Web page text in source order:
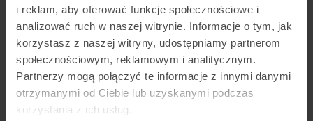
i reklam, aby oferować funkcje społecznościowe i
analizować ruch w naszej witrynie. Informacje o tym, jak
korzystasz z naszej witryny, udostępniamy partnerom
społecznościowym, reklamowym i analitycznym.
Partnerzy mogą połączyć te informacje z innymi danymi
otrzymanymi od Ciebie lub uzyskanymi podczas
korzystania z ich usług.
Wypróbuj Thulium!
Umów prezentację